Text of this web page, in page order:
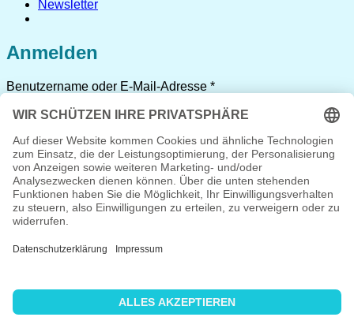
Newsletter
Anmelden
Benutzername oder E-Mail-Adresse *Erforderlich
Angemeldet bleiben Anmelden
Passwort vergessen?
Registrieren
Erforderlich
E-Mail-Adresse*
Erforderlich